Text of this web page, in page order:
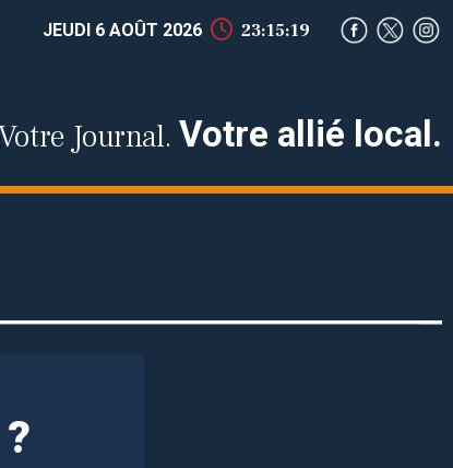
JEUDI 6 AOÛT 2026 23:15:20
Journal. Votre allié local.